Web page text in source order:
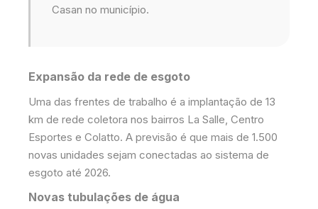
Casan no município.
Expansão da rede de esgoto
Uma das frentes de trabalho é a implantação de 13
km de rede coletora nos bairros La Salle, Centro
Esportes e Colatto. A previsão é que mais de 1.500
novas unidades sejam conectadas ao sistema de
esgoto até 2026.
Novas tubulações de água